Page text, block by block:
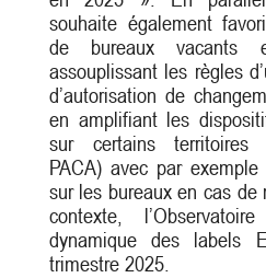
souhaite également
de bureaux vacants
assouplissant les règles
d’autorisation de
en amplifiant les
sur certains
PACA) avec par
sur les bureaux en cas de
contexte,
dynamique des labels
trimestre 2025.